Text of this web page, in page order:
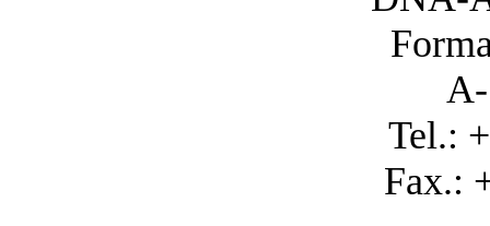
Tel.:
Fax.: